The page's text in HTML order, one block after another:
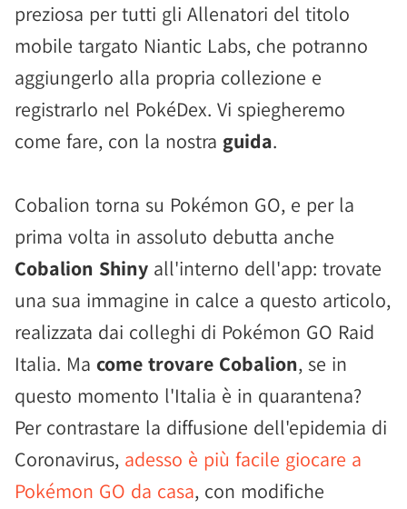
preziosa per tutti gli Allenatori del titolo
mobile targato Niantic Labs, che potranno
aggiungerlo alla propria collezione e
registrarlo nel PokéDex. Vi spiegheremo
come fare, con la nostra guida.
Cobalion torna su Pokémon GO, e per la
prima volta in assoluto debutta anche
Cobalion Shiny all'interno dell'app: trovate
una sua immagine in calce a questo articolo,
realizzata dai colleghi di Pokémon GO Raid
Italia. Ma come trovare Cobalion, se in
questo momento l'Italia è in quarantena?
Per contrastare la diffusione dell'epidemia di
Coronavirus, adesso è più facile giocare a
Pokémon GO da casa, con modifiche